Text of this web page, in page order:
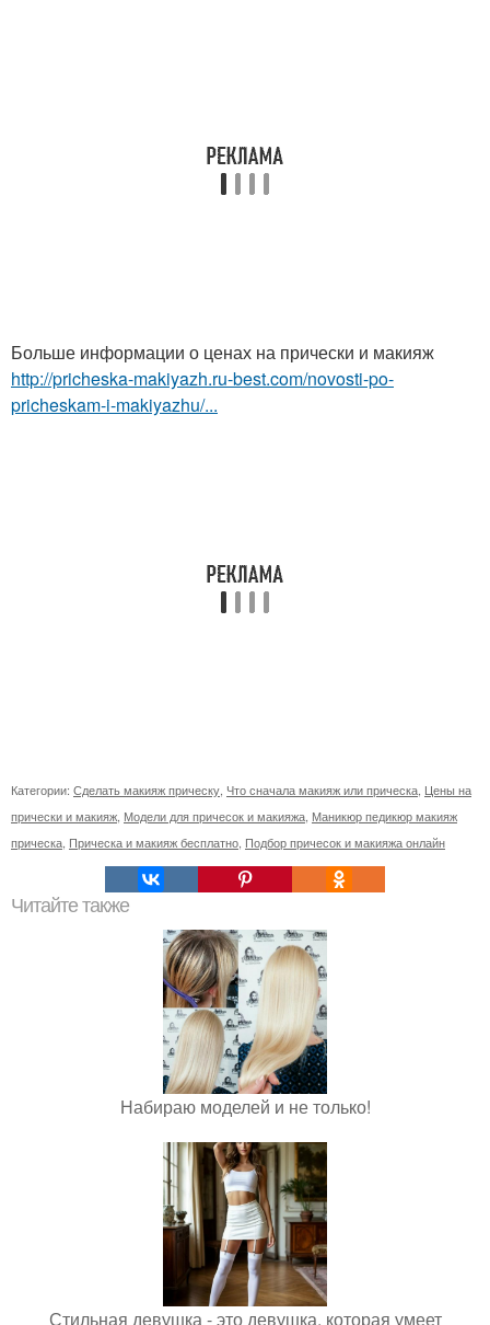
Больше информации о ценах на прически и макияж
http://pricheska-makiyazh.ru-best.com/novosti-po-
pricheskam-i-makiyazhu/...
Категории: Сделать макияж прическу Что сначала макияж или прическа Цены на
прически и макияж Модели для причесок и макияжа Маникюр педикюр макияж
прическа Прическа и макияж бесплатно Подбор причесок и макияжа онлайн
Читайте также
Набираю моделей и не только!
Стильная девушка - это девушка, которая умеет